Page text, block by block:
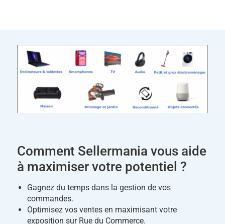
Comment Sellermania vous aide
à maximiser votre potentiel ?
Gagnez du temps dans la gestion de vos
commandes.
Optimisez vos ventes en maximisant votre
exposition sur Rue du Commerce.